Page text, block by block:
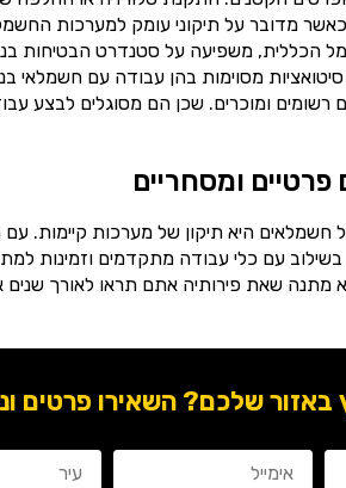
מדובר על תיקוני עומק למערכות
הכללית, משפיעה על סטנדרט הבטיחות
מסוימות בהן עבודה עם חשמלאי
ומוכרים. שכן הם מסוגלים לבצע
ומסחריים
חשמלאים היא תיקון של מערכות קיימות.
עם כלי עבודה מתקדמים וזמינות
מתנה שאת פירותיה אתם תראו לאורך שנים
שלכם? השאירו פרטים